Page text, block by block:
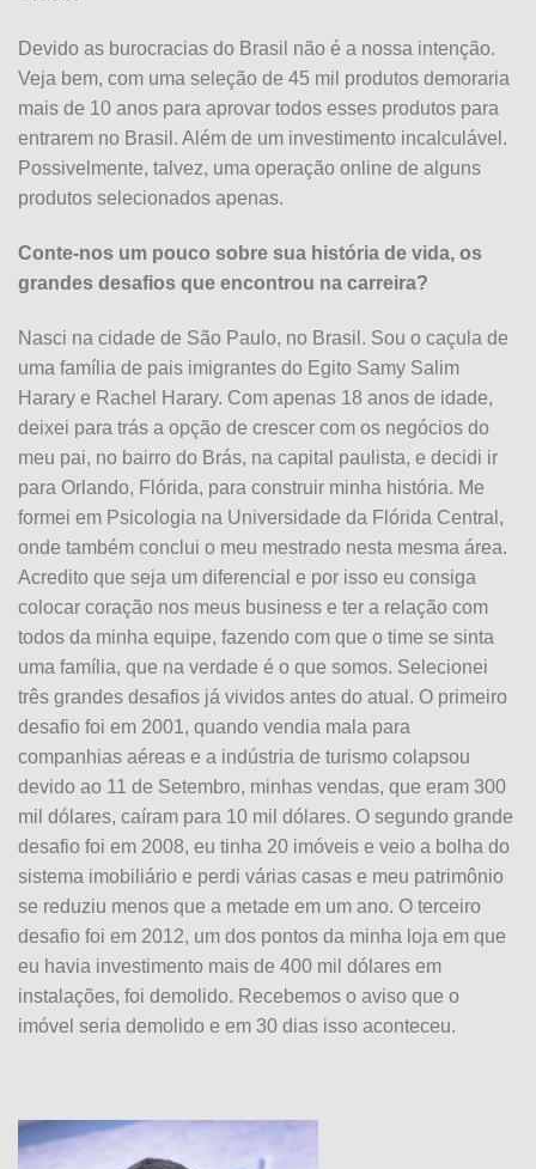
Devido as burocracias do Brasil não é a nossa intenção.
Veja bem, com uma seleção de 45 mil produtos demoraria
mais de 10 anos para aprovar todos esses produtos para
entrarem no Brasil. Além de um investimento incalculável.
Possivelmente, talvez, uma operação online de alguns
produtos selecionados apenas.
Conte-nos um pouco sobre sua história de vida, os
grandes desafios que encontrou na carreira?
Nasci na cidade de São Paulo, no Brasil. Sou o caçula de
uma família de pais imigrantes do Egito Samy Salim
Harary e Rachel Harary. Com apenas 18 anos de idade,
deixei para trás a opção de crescer com os negócios do
meu pai, no bairro do Brás, na capital paulista, e decidi ir
para Orlando, Flórida, para construir minha história. Me
formei em Psicologia na Universidade da Flórida Central,
onde também conclui o meu mestrado nesta mesma área.
Acredito que seja um diferencial e por isso eu consiga
colocar coração nos meus business e ter a relação com
todos da minha equipe, fazendo com que o time se sinta
uma família, que na verdade é o que somos. Selecionei
três grandes desafios já vividos antes do atual. O primeiro
desafio foi em 2001, quando vendia mala para
companhias aéreas e a indústria de turismo colapsou
devido ao 11 de Setembro, minhas vendas, que eram 300
mil dólares, caíram para 10 mil dólares. O segundo grande
desafio foi em 2008, eu tinha 20 imóveis e veio a bolha do
sistema imobiliário e perdi várias casas e meu patrimônio
se reduziu menos que a metade em um ano. O terceiro
desafio foi em 2012, um dos pontos da minha loja em que
eu havia investimento mais de 400 mil dólares em
instalações, foi demolido. Recebemos o aviso que o
imóvel seria demolido e em 30 dias isso aconteceu.